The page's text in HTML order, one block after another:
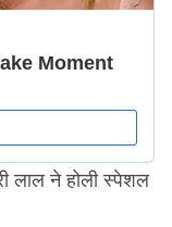
लाल ने होली स्पेशल